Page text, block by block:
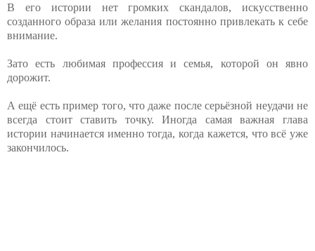
В его истории нет громких скандалов, искусственно
созданного образа или желания постоянно привлекать к себе
внимание.
Зато есть любимая профессия и семья, которой он явно
дорожит.
А ещё есть пример того, что даже после серьёзной неудачи не
всегда стоит ставить точку. Иногда самая важная глава
истории начинается именно тогда, когда кажется, что всё уже
закончилось.